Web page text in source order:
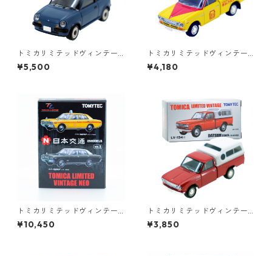
トミカリミテッドヴィンテー
ジネオ LV-N40a 日産 Be-1 キ
ャンバストップ #36225614
¥5,500
トミカリミテッドヴィンテー
ジ LV-195a ダットサントラッ
ク 1300デラックス ブリヂス
¥4,180
トミカリミテッドヴィンテー
ジネオ 日本交通 VOL.3 2MO
DELS #10223412
¥10,450
トミカリミテッドヴィンテー
ジ LV-194a DATSUN truck 北
米仕様 #36316633
¥3,850